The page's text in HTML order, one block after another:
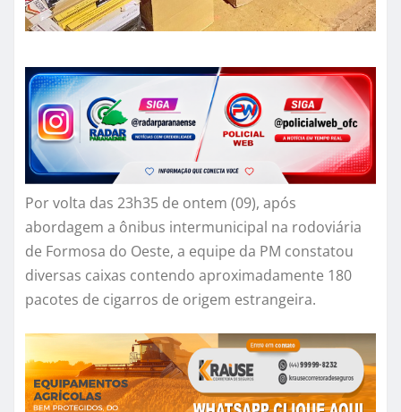
Por volta das 23h35 de ontem (09), após
abordagem a ônibus intermunicipal na rodoviária
de Formosa do Oeste, a equipe da PM constatou
diversas caixas contendo aproximadamente 180
pacotes de cigarros de origem estrangeira.